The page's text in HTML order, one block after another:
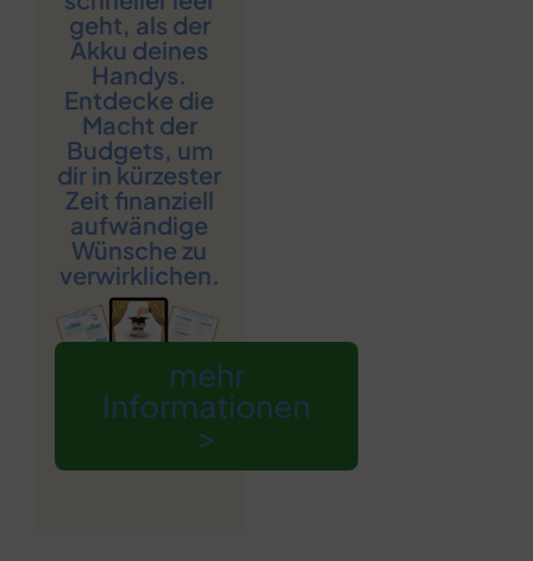
geht, als der
Akku deines
Handys.
Entdecke die
Macht der
Budgets, um
dir in kürzester
Zeit finanziell
aufwändige
Wünsche zu
verwirklichen.
mehr
Informationen
>